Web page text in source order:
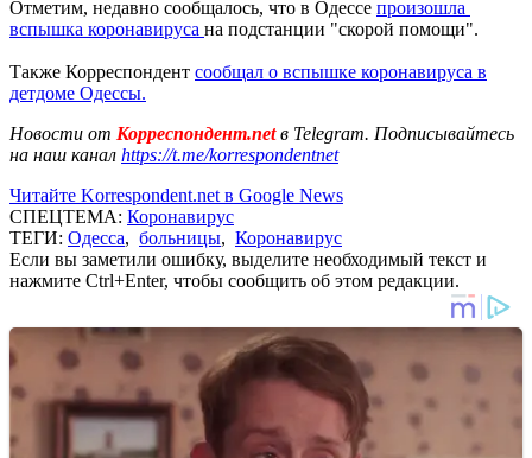
Отметим, недавно сообщалось, что в Одессе произошла
вспышка коронавируса на подстанции "скорой помощи".
Также Корреспондент сообщал о вспышке коронавируса в
детдоме Одессы.
Новости от Корреспондент.netв Telegram. Подписывайтесь
на наш канал https://t.me/korrespondentnet
Читайте Korrespondent.net в Google News
СПЕЦТЕМА: Коронавирус
ТЕГИ: Одесса, больницы, Коронавирус
Если вы заметили ошибку, выделите необходимый текст и
нажмите Ctrl+Enter, чтобы сообщить об этом редакции.